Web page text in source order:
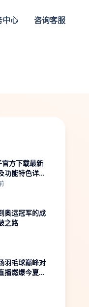
中心 咨询客服
方下载最新
功能特色详解
析
奥运冠军的成
之路
羽毛球巅峰对
播燃爆今夏精